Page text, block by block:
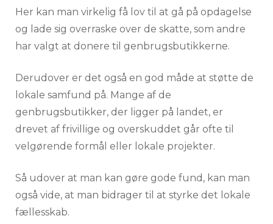
Her kan man virkelig få lov til at gå på opdagelse
og lade sig overraske over de skatte, som andre
har valgt at donere til genbrugsbutikkerne.
Derudover er det også en god måde at støtte de
lokale samfund på. Mange af de
genbrugsbutikker, der ligger på landet, er
drevet af frivillige og overskuddet går ofte til
velgørende formål eller lokale projekter.
Så udover at man kan gøre gode fund, kan man
også vide, at man bidrager til at styrke det lokale
fællesskab.